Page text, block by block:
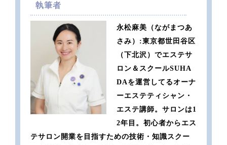
執筆者
永松麻美（ながまつあ
さみ）:東京都世田谷区
（下北沢）でエステサ
ロン＆スクールSUHA
DAを運営してるオーナ
ーエステティシャン・
エステ講師。サロンは1
2年目。初心者からエス
テサロン開業を目指すための技術・知識スクー